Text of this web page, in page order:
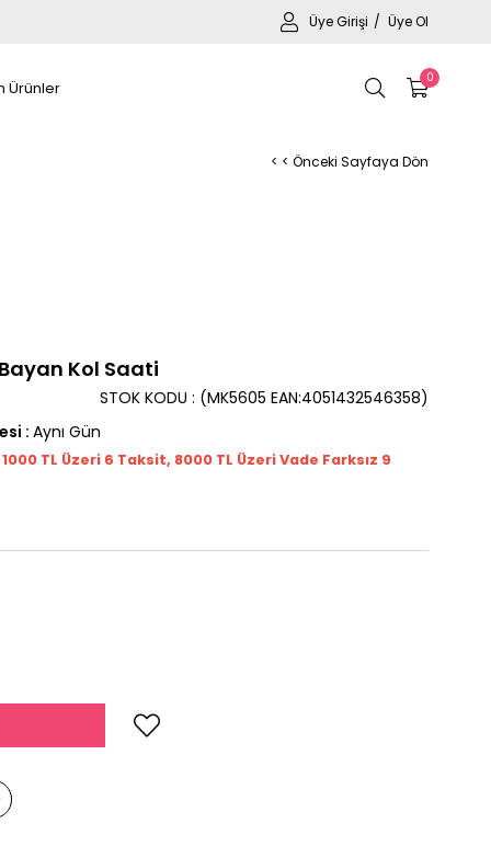
Üye Girişi Üye Ol
0
Ürünler
< < Önceki Sayfaya Dön
Kol Saati
(MK5605 EAN:4051432546358)
STOK KODU
: Aynı Gün
TL Üzeri 6 Taksit, 8000 TL Üzeri Vade Farksız 9